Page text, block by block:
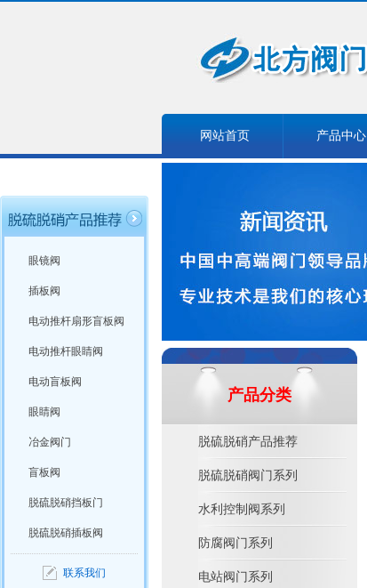
网站首页 产品中心
产品分类
脱硫脱硝产品推荐
脱硫脱硝阀门系列
水利控制阀系列
防腐阀门系列
电站阀门系列
眼镜阀
插板阀
电动推杆扇形盲板阀
电动推杆眼睛阀
电动盲板阀
眼睛阀
冶金阀门
盲板阀
脱硫脱硝挡板门
脱硫脱硝插板阀
联系我们